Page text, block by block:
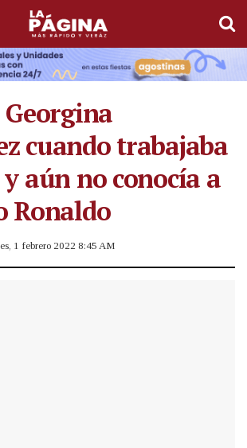
cuando trabajaba
y aún no conocía a
Ronaldo
1 febrero 2022 8:45 AM